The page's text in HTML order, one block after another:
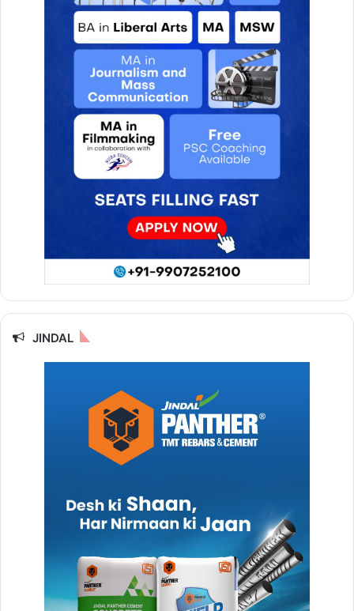
JINDAL